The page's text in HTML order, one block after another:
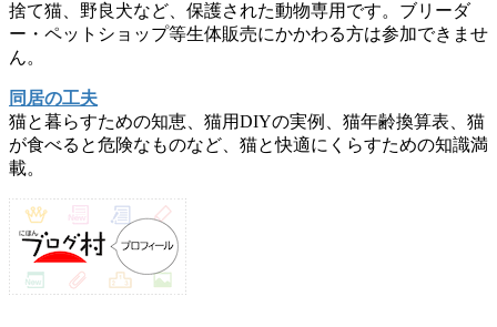
捨て猫、野良犬など、保護された動物専用です。ブリーダ
ー・ペットショップ等生体販売にかかわる方は参加できませ
ん。
同居の工夫
猫と暮らすための知恵、猫用DIYの実例、猫年齢換算表、猫
が食べると危険なものなど、猫と快適にくらすための知識満
載。